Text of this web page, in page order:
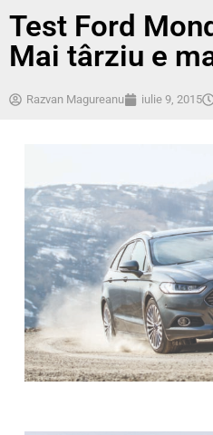
Test Ford
Mai târziu e
Razvan Magureanu iulie 9, 2015